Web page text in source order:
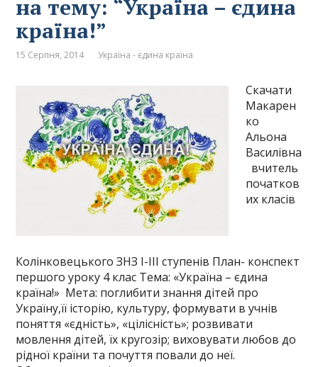
на тему: “Україна – єдина
країна!”
15 Серпня, 2014 Україна - єдина країна
Скачати
Макарен
ко
Альона
Василівна
вчитель
початков
их класів
Колінковецького ЗНЗ І-ІІІ ступенів План- конспект
першого уроку 4 клас Тема: «Україна – єдина
країна!» Мета: поглибити знання дітей про
Україну,її історію, культуру, формувати в учнів
поняття «єдність», «цілісність»; розвивати
мовлення дітей, їх кругозір; виховувати любов до
рідної країни та почуття повали до неї.